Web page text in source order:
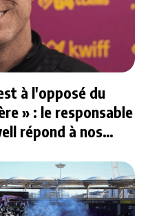
à l'opposé du
» : le responsable
répond à nos